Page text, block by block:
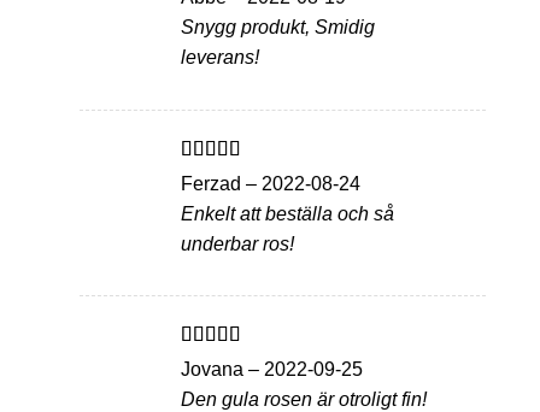
av 5
Snygg produkt, Smidig
leverans!
Betygsatt
5
av 5
Ferzad – 2022-08-24
Enkelt att beställa och så
underbar ros!
Betygsatt
5
av 5
Jovana – 2022-09-25
Den gula rosen är otroligt fin!